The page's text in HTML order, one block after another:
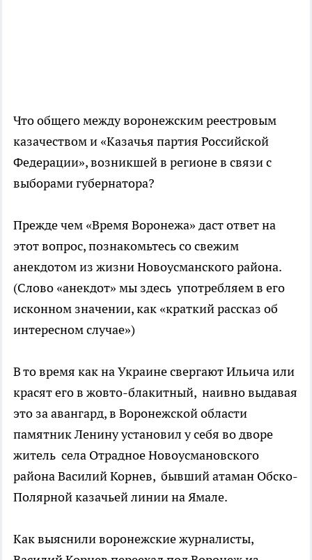
Что общего между воронежским реестровым
казачеством и «Казачья партия Российской
Федерации», возникшей в регионе в связи с
выборами губернатора?
Прежде чем «Время Воронежа» даст ответ на
этот вопрос, познакомьтесь со свежим
анекдотом из жизни Новоусманского района.
(Слово «анекдот» мы здесь употребляем в его
исконном значении, как «краткий рассказ об
интересном случае»)
В то время как на Украине свергают Ильича или
красят его в жовто-блакитный, наивно выдавая
это за авангард, в Воронежской области
памятник Ленину установил у себя во дворе
житель села Отрадное Новоусмановского
района Василий Корнев, бывший атаман Обско-
Полярной казачьей линии на Ямале.
Как выяснили воронежские журналисты,